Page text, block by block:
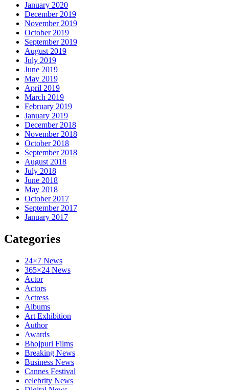
January 2020
December 2019
November 2019
October 2019
September 2019
August 2019
July 2019
June 2019
May 2019
April 2019
March 2019
February 2019
January 2019
December 2018
November 2018
October 2018
September 2018
August 2018
July 2018
June 2018
May 2018
October 2017
September 2017
January 2017
Categories
24×7 News
365×24 News
Actor
Actors
Actress
Albums
Art Exhibition
Author
Awards
Bhojpuri Films
Breaking News
Business News
Cannes Festival
celebrity News